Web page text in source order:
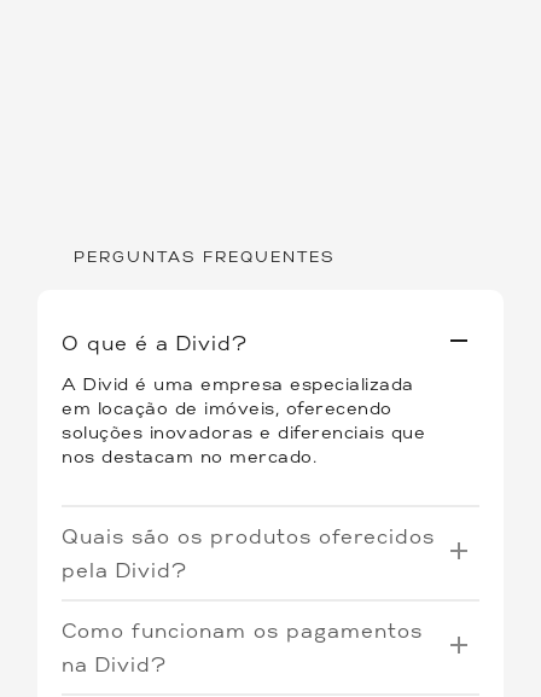
PERGUNTAS FREQUENTES
O que é a Divid?
A Divid é uma empresa especializada
em locação de imóveis, oferecendo
soluções inovadoras e diferenciais que
nos destacam no mercado.
Quais são os produtos oferecidos
pela Divid?
Coliving
Como funcionam os pagamentos
na Divid?